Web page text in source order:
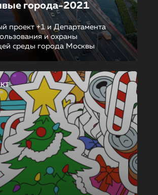
города-2021
проект +1 и Департамента
и охраны
среды города Москвы